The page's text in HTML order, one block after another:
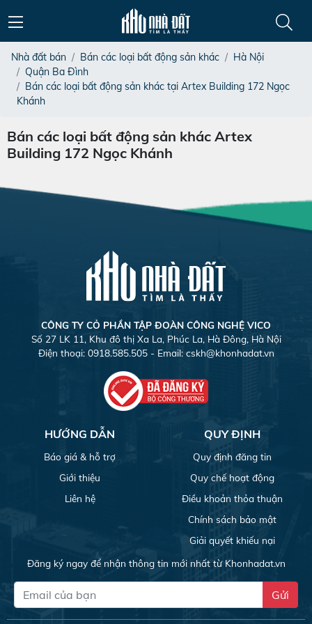
Nhà đất bán Bán các loại bất động sản khác
Hà Nội
Quận Ba Đình
Bán các loại bất động sản khác tại Artex Building 172 Ngọc
Khánh
Bán các loại bất động sản khác Artex
Building 172 Ngọc Khánh
CÔNG TY CỎ PHẦN TẬP ĐOÀN CÔNG NGHỆ VICO
Số 27 LK 11, Khu đô thị Xa La, Phúc La, Hà Đông, Hà Nội
Điện thoại: 0918.585.505 - Email: cskh@khonhadat.vn
HƯỚNG DẪN
Báo giá & hỗ trợ
Giới thiệu
Liên hệ
QUY ĐỊNH
Quy định đăng tin
Quy chế hoạt động
Điều khoản thỏa thuận
Chính sách bảo mật
Giải quyết khiếu nại
Đăng ký ngay để nhận thông tin mới nhất từ Khonhadat.vn
Gửi